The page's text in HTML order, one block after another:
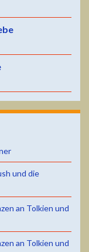
und die
an Tolkien und
an Tolkien und